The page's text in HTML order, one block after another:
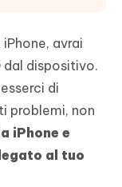
avrai
dal dispositivo.
di
problemi, non
iPhone e
al tuo